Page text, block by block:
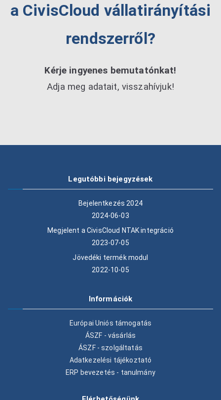
a CivisCloud vállatirányítási
rendszerről?
Kérje ingyenes bemutatónkat!
Adja meg adatait, visszahívjuk!
Legutóbbi bejegyzések
Bejelentkezés 2024
2024-06-03
Megjelent a CivisCloud NTAK integráció
2023-07-05
Jövedéki termék modul
2022-10-05
Információk
Európai Uniós támogatás
ÁSZF - vásárlás
ÁSZF - szolgáltatás
Adatkezelési tájékoztató
ERP bevezetés - tanulmány